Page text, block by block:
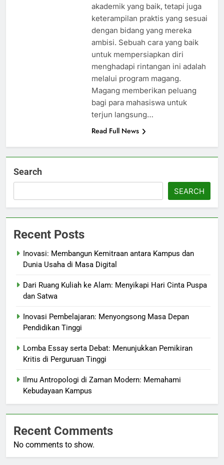
akademik yang baik, tetapi juga
keterampilan praktis yang sesuai
dengan bidang yang mereka
ambisi. Sebuah cara yang baik
untuk mempersiapkan diri
menghadapi rintangan ini adalah
melalui program magang.
Magang memberikan peluang
bagi para mahasiswa untuk
terjun langsung…
Read Full News
Search
SEARCH
Recent Posts
Inovasi: Membangun Kemitraan antara Kampus dan
Dunia Usaha di Masa Digital
Dari Ruang Kuliah ke Alam: Menyikapi Hari Cinta Puspa
dan Satwa
Inovasi Pembelajaran: Menyongsong Masa Depan
Pendidikan Tinggi
Lomba Essay serta Debat: Menunjukkan Pemikiran
Kritis di Perguruan Tinggi
Ilmu Antropologi di Zaman Modern: Memahami
Kebudayaan Kampus
Recent Comments
No comments to show.